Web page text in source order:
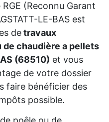
(Reconnu Garant
LE-BAS est
detravaux
de chaudière a pellets
(68510) et vous
de votre dossier
faire bénéficier des
possible.